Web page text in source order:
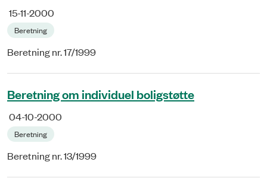
15-11-2000
Beretning
Beretning nr. 17/1999
Beretning om individuel boligstøtte
04-10-2000
Beretning
Beretning nr. 13/1999